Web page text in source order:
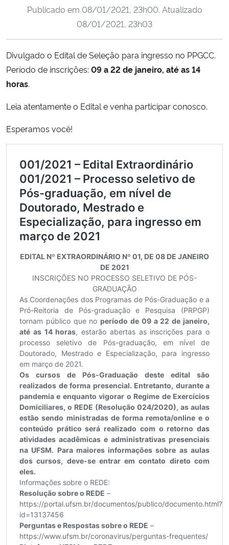
Ministério da Cidadania
Ministério de Minas e Energia
Ministério da Ciência, Tecnologia, Inovações e Comunicações
Ministério do Turismo
Ministério do Desenvolvimento Regional
Controladoria-Geral da União
Ministério da Mulher, da Família e dos Direitos Humanos
Secretaria-Geral
Secretaria de Governo
Gabinete de Segurança Institucional
Advocacia-Geral da União
Banco Central do Brasil
Planalto
Publicado em 08/01/2021, 23h00. Atualizado
08/01/2021, 23h03
Divulgado o Edital de Seleção para ingresso no PPGCC.
Período de inscrições: 09 a 22 de janeiro, até as 14
horas.
Leia atentamente o Edital e venha participar conosco.
Esperamos você!